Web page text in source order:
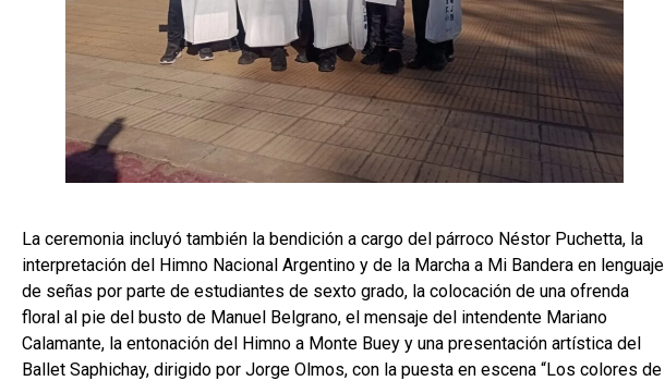
La ceremonia incluyó también la bendición a cargo del párroco Néstor Puchetta, la
interpretación del Himno Nacional Argentino y de la Marcha a Mi Bandera en lenguaje
de señas por parte de estudiantes de sexto grado, la colocación de una ofrenda
floral al pie del busto de Manuel Belgrano, el mensaje del intendente Mariano
Calamante, la entonación del Himno a Monte Buey y una presentación artística del
Ballet Saphichay, dirigido por Jorge Olmos, con la puesta en escena “Los colores de